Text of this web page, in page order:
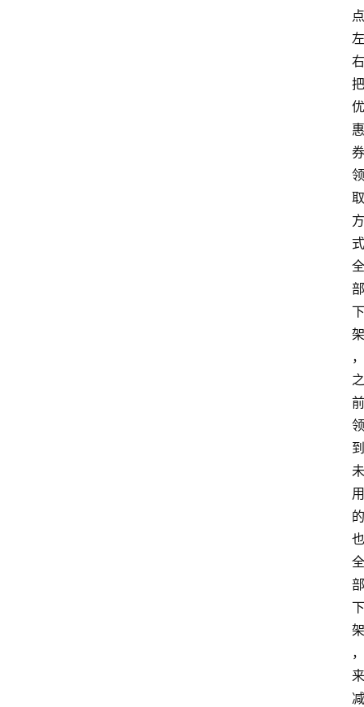
点
左
右
把
优
惠
券
领
取
方
式
全
部
下
架
，
之
前
领
到
未
用
的
也
全
部
下
架
，
来
减